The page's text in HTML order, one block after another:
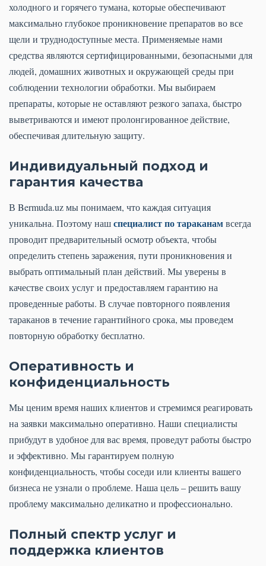
холодного и горячего тумана, которые обеспечивают
максимально глубокое проникновение препаратов во все
щели и труднодоступные места. Применяемые нами
средства являются сертифицированными, безопасными для
людей, домашних животных и окружающей среды при
соблюдении технологии обработки. Мы выбираем
препараты, которые не оставляют резкого запаха, быстро
выветриваются и имеют пролонгированное действие,
обеспечивая длительную защиту.
Индивидуальный подход и
гарантия качества
В Bermuda.uz мы понимаем, что каждая ситуация
уникальна. Поэтому нашспециалист по тараканамвсегда
проводит предварительный осмотр объекта, чтобы
определить степень заражения, пути проникновения и
выбрать оптимальный план действий. Мы уверены в
качестве своих услуг и предоставляем гарантию на
проведенные работы. В случае повторного появления
тараканов в течение гарантийного срока, мы проведем
повторную обработку бесплатно.
Оперативность и
конфиденциальность
Мы ценим время наших клиентов и стремимся реагировать
на заявки максимально оперативно. Наши специалисты
прибудут в удобное для вас время, проведут работы быстро
и эффективно. Мы гарантируем полную
конфиденциальность, чтобы соседи или клиенты вашего
бизнеса не узнали о проблеме. Наша цель – решить вашу
проблему максимально деликатно и профессионально.
Полный спектр услуг и
поддержка клиентов